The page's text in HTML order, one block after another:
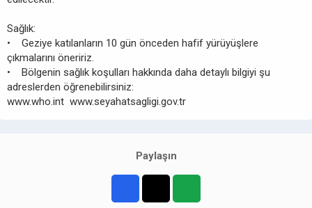
Sağlık:
• Geziye katılanların 10 gün önceden hafif yürüyüşlere
çıkmalarını öneririz.
• Bölgenin sağlık koşulları hakkında daha detaylı bilgiyi şu
adreslerden öğrenebilirsiniz:
www.who.int www.seyahatsagligi.gov.tr
Paylaşın